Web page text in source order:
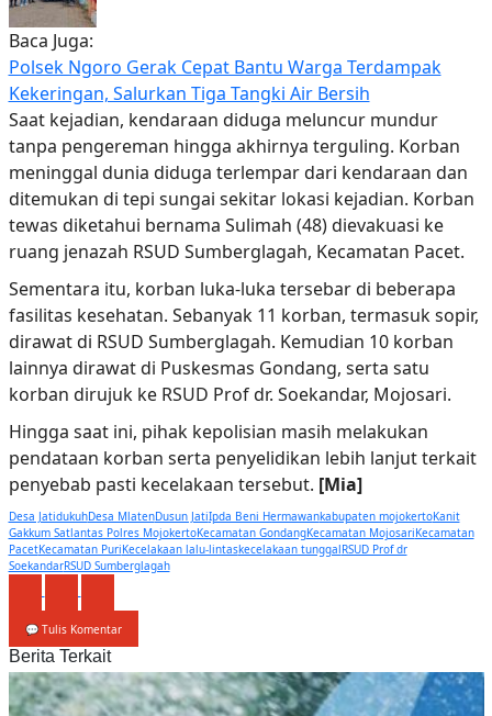
Baca Juga:
Polsek Ngoro Gerak Cepat Bantu Warga Terdampak
Kekeringan, Salurkan Tiga Tangki Air Bersih
Saat kejadian, kendaraan diduga meluncur mundur
tanpa pengereman hingga akhirnya terguling. Korban
meninggal dunia diduga terlempar dari kendaraan dan
ditemukan di tepi sungai sekitar lokasi kejadian. Korban
tewas diketahui bernama Sulimah (48) dievakuasi ke
ruang jenazah RSUD Sumberglagah, Kecamatan Pacet.
Sementara itu, korban luka-luka tersebar di beberapa
fasilitas kesehatan. Sebanyak 11 korban, termasuk sopir,
dirawat di RSUD Sumberglagah. Kemudian 10 korban
lainnya dirawat di Puskesmas Gondang, serta satu
korban dirujuk ke RSUD Prof dr. Soekandar, Mojosari.
Hingga saat ini, pihak kepolisian masih melakukan
pendataan korban serta penyelidikan lebih lanjut terkait
penyebab pasti kecelakaan tersebut. [Mia]
Desa JatidukuhDesa MlatenDusun JatiIpda Beni Hermawankabupaten mojokertoKanit
Gakkum Satlantas Polres MojokertoKecamatan GondangKecamatan MojosariKecamatan
PacetKecamatan PuriKecelakaan lalu-lintaskecelakaan tunggalRSUD Prof dr
SoekandarRSUD Sumberglagah
💬 Tulis Komentar
Berita Terkait